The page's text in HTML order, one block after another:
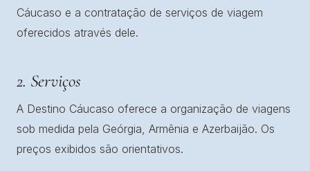
Cáucaso e a contratação de serviços de viagem
oferecidos através dele.
2. Serviços
A Destino Cáucaso oferece a organização de viagens
sob medida pela Geórgia, Armênia e Azerbaijão. Os
preços exibidos são orientativos.